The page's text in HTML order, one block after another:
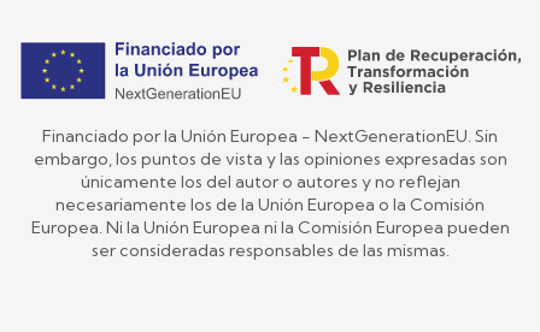
Financiado por la Unión Europea - NextGenerationEU. Sin
embargo, los puntos de vista y las opiniones expresadas son
únicamente los del autor o autores y no reflejan
necesariamente los de la Unión Europea o la Comisión
Europea. Ni la Unión Europea ni la Comisión Europea pueden
ser consideradas responsables de las mismas.